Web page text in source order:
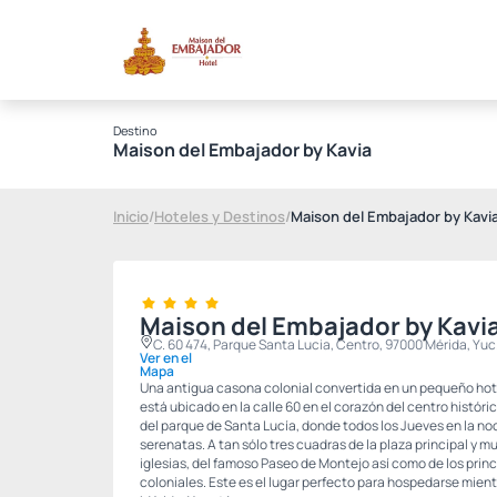
Destino
Maison del Embajador by Kavia
Inicio/Hoteles y Destinos/Maison del Embajador by
Maison del Embajador by
C. 60 474, Parque Santa Lucia, Centro, 97000 Mérida,
Ver en el
Mapa
Una antigua casona colonial convertida en un pequeño
está ubicado en la calle 60 en el corazón del centro
del parque de Santa Lucía, donde todos los Jueves en la
serenatas. A tan sólo tres cuadras de la plaza principal y
iglesias, del famoso Paseo de Montejo así como de los
coloniales. Este es el lugar perfecto para hospedarse